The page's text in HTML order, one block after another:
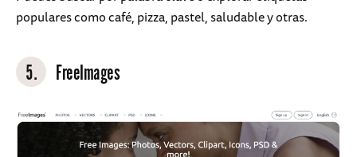
populares como café, pizza, pastel, saludable y otras.
5. FreeImages